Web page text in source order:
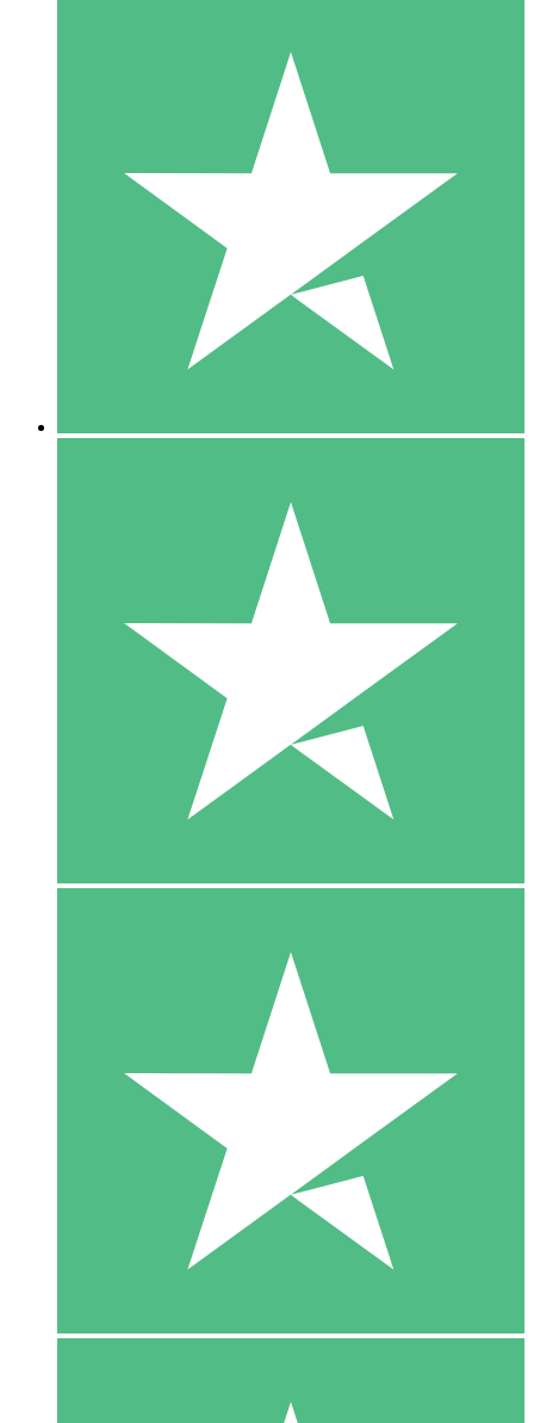
Paquetes de Créditos Individuales
Paga según el uso con créditos de descarga. Sin compromiso
10 00
10 Descargas
20 00